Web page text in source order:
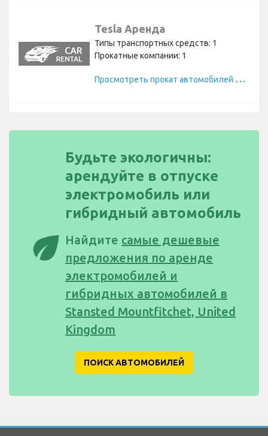
Tesla Аренда
Типы транспортных средств: 1
Прокатные компании: 1
П
росмотреть прокат автомобилей Tesla
eco
Будьте экологичны:
арендуйте в отпуске
электромобиль или
гибридный автомобиль
Найдите самые дешевые
предложения по аренде
электромобилей и
гибридных автомобилей в
Stansted Mountfitchet, United
Kingdom
ПОИСК АВТОМОБИЛЕЙ